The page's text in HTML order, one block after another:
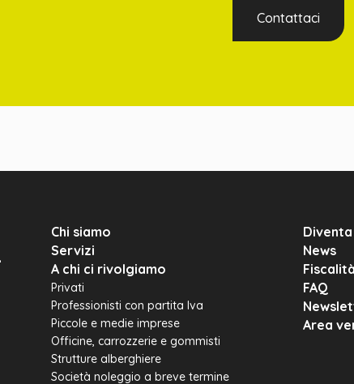
Contattaci
Chi siamo
Servizi
A chi ci rivolgiamo
Privati
Professionisti con partita Iva
Piccole e medie imprese
Officine, carrozzerie e gommisti
Strutture alberghiere
Società noleggio a breve termine
News
Fiscalità
FAQ
Area